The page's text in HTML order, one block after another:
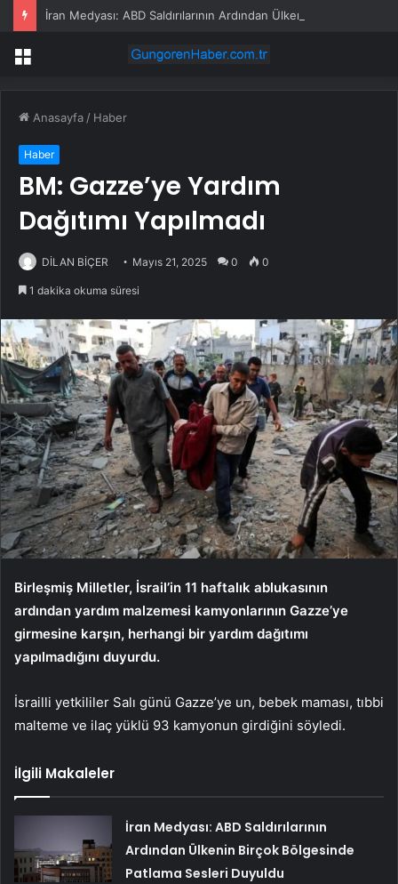
Menü
Anasayfa / Haber
Haber
BM: Gazze’ye Yardım
Dağıtımı Yapılmadı
DİLAN BİÇER Mayıs 21, 2025 0 0
1 dakika okuma süresi
Birleşmiş Milletler, İsrail’in 11 haftalık ablukasının
ardından yardım malzemesi kamyonlarının Gazze’ye
girmesine karşın, herhangi bir yardım dağıtımı
yapılmadığını duyurdu.
İsrailli yetkililer Salı günü Gazze’ye un, bebek maması, tıbbi
malteme ve ilaç yüklü 93 kamyonun girdiğini söyledi.
İlgili Makaleler
İran Medyası: ABD Saldırılarının
Ardından Ülkenin Birçok Bölgesinde
Patlama Sesleri Duyuldu